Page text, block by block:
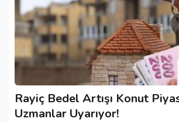
Rayiç Bedel Artışı Konut
Uzmanlar Uyarıyor!